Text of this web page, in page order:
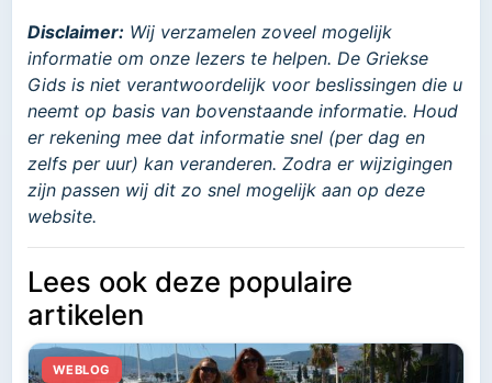
Disclaimer: Wij verzamelen zoveel mogelijk
informatie om onze lezers te helpen. De Griekse
Gids is niet verantwoordelijk voor beslissingen die u
neemt op basis van bovenstaande informatie. Houd
er rekening mee dat informatie snel (per dag en
zelfs per uur) kan veranderen. Zodra er wijzigingen
zijn passen wij dit zo snel mogelijk aan op deze
website.
Lees ook deze populaire
artikelen